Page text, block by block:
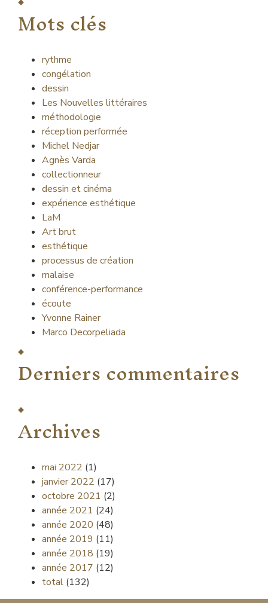
Mots clés
rythme
congélation
dessin
Les Nouvelles littéraires
méthodologie
réception performée
Michel Nedjar
Agnès Varda
collectionneur
dessin et cinéma
expérience esthétique
LaM
Art brut
esthétique
processus de création
malaise
conférence-performance
écoute
Yvonne Rainer
Marco Decorpeliada
Derniers commentaires
Archives
mai 2022 (1)
janvier 2022 (17)
octobre 2021 (2)
année 2021 (24)
année 2020 (48)
année 2019 (11)
année 2018 (19)
année 2017 (12)
total (132)